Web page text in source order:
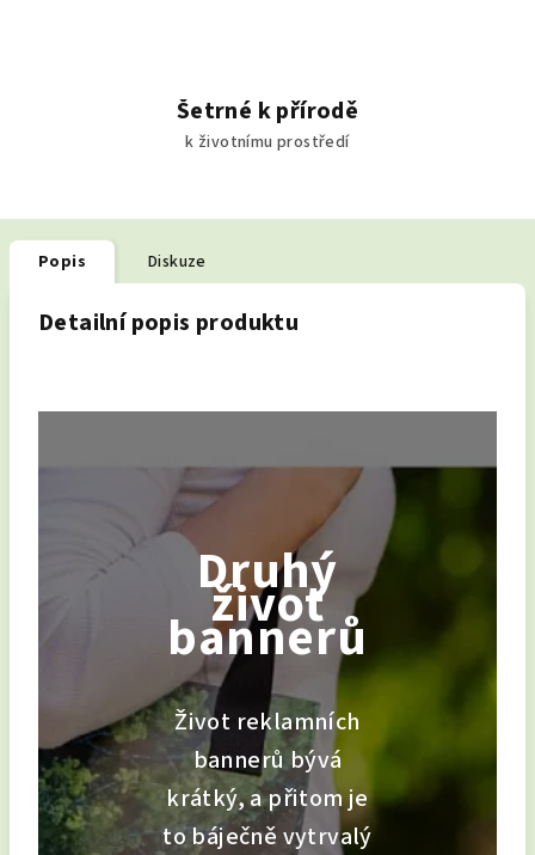
Šetrné k přírodě
k životnímu prostředí
Popis Diskuze
Detailní popis produktu
Druhý
život
bannerů
Život reklamních
bannerů bývá
krátký, a přitom je
to báječně vytrvalý